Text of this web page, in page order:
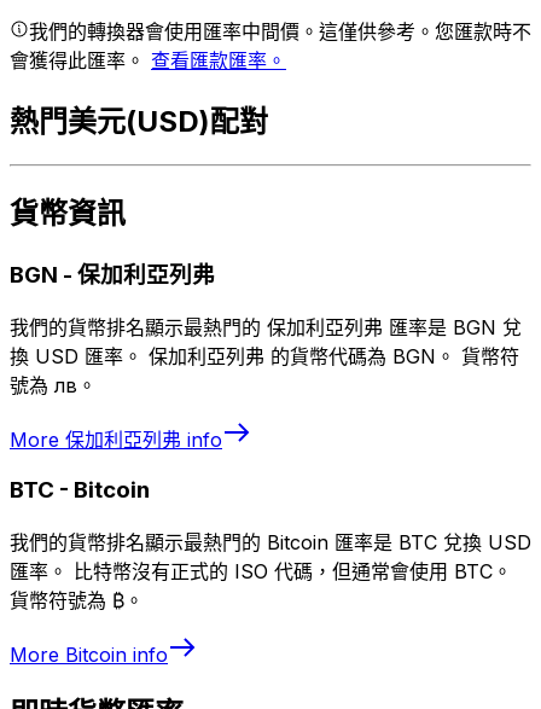
我們的轉換器會使用匯率中間價。這僅供參考。您匯款時不
會獲得此匯率。 查看匯款匯率。
熱門美元(USD)配對
貨幣資訊
BGN - 保加利亞列弗
我們的貨幣排名顯示最熱門的 保加利亞列弗 匯率是 BGN 兌
換 USD 匯率。 保加利亞列弗 的貨幣代碼為 BGN。 貨幣符
號為 лв。
More 保加利亞列弗 info
BTC - Bitcoin
我們的貨幣排名顯示最熱門的 Bitcoin 匯率是 BTC 兌換 USD
匯率。 比特幣沒有正式的 ISO 代碼，但通常會使用 BTC。
貨幣符號為 ₿。
More Bitcoin info